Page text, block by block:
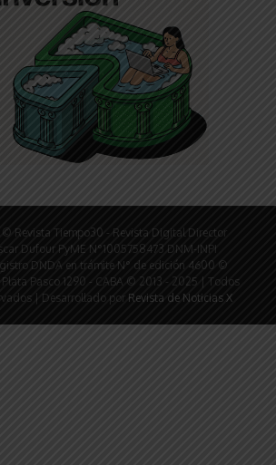
© Revista Tiempo30 - Revista Digital Director
Dufour PyME N°1005758473 DNM-INPI
DNDA en trámite N° de edición 4600 ©
Pasco 1290 - CABA © 2013 - 2025 | Todos
| Desarrollado por Revista de Noticias X